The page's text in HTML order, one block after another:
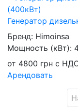
Генератор
Бренд: Himoinsa
Мощность (кВт):
от 4800 грн с
Арендовать